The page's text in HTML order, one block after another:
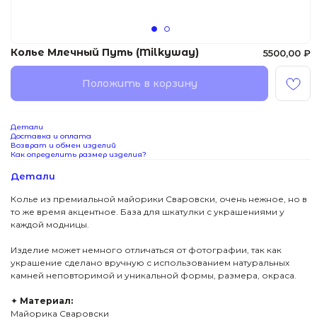
Колье Млечный Путь (Milkyway) 5500,00 ₽
Положить в корзину
Детали
Доставка и оплата
Возврат и обмен изделий
Как определить размер изделия?
Детали
Колье из премиальной майорики Сваровски, очень нежное, но в
то же время акцентное. База для шкатулки с украшениями у
каждой модницы.
Изделие может немного отличаться от фотографии, так как
украшение сделано вручную с использованием натуральных
камней неповторимой и уникальной формы, размера, окраса.
✦ Материал:
Майорика Сваровски